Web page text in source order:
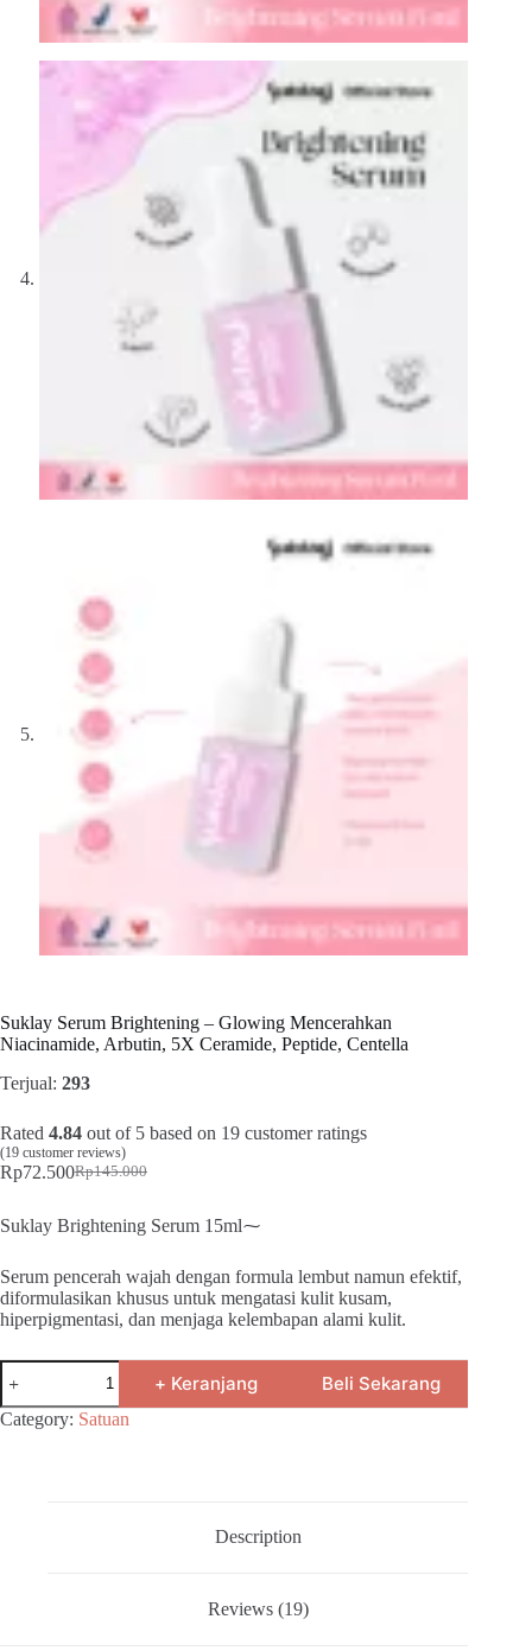
Suklay Serum Brightening – Glowing Mencerahkan
Niacinamide, Arbutin, 5X Ceramide, Peptide, Centella
Terjual: 293
Rated 4.84 out of 5 based on 19 customer ratings
(19 customer reviews)
Rp145.000
Original
was:
Rp72.500Current
is:
Suklay Brightening Serum 15ml⁓
Serum pencerah wajah dengan formula lembut namun efektif,
diformulasikan khusus untuk mengatasi kulit kusam,
hiperpigmentasi, dan menjaga kelembapan alami kulit.
Suklay
Serum
Brightening
–
+ Keranjang Beli Sekarang
Category: Satuan
Description
Reviews (19)